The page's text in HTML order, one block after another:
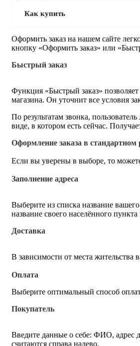
Как купить
Оформить заказ на нашем сайте
кнопку «Оформить заказ» или
Быстрый заказ
Функция «Быстрый заказ»
магазина. Он уточнит все условия
По результатам звонка,
виде, в котором есть сейчас.
Оформление заказа в стандартном
Если вы уверены в выборе, то
Заполнение адреса
Выберите из списка название
название своего населённого
Доставка
В зависимости от места
Оплата
Выберите оптимальный способ
Покупатель
Введите данные о себе: ФИО, адрес
считаются справа налево.